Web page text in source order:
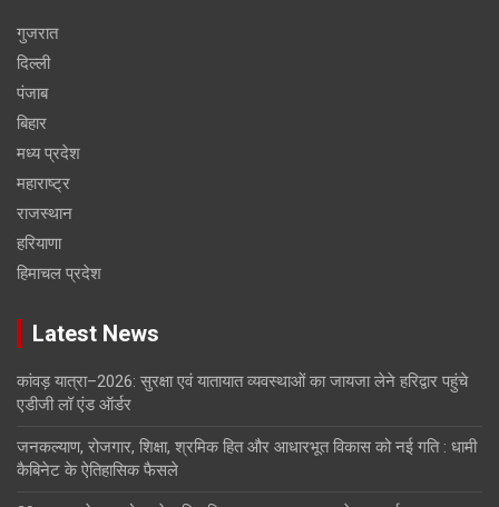
गुजरात
दिल्ली
पंजाब
बिहार
मध्य प्रदेश
महाराष्ट्र
राजस्थान
हरियाणा
हिमाचल प्रदेश
Latest News
कांवड़ यात्रा–2026: सुरक्षा एवं यातायात व्यवस्थाओं का जायजा लेने हरिद्वार पहुंचे
एडीजी लॉ एंड ऑर्डर
जनकल्याण, रोजगार, शिक्षा, श्रमिक हित और आधारभूत विकास को नई गति : धामी
कैबिनेट के ऐतिहासिक फैसले